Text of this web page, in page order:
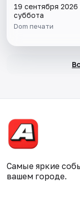
19 сентября 2026
суббота
Dom печати
Самые яркие
вашем городе.